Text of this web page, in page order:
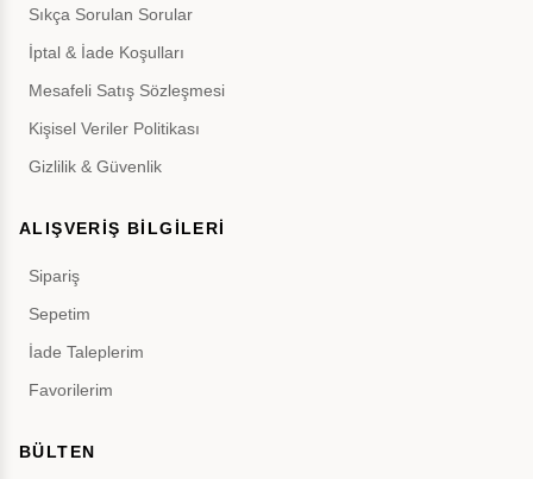
Sıkça Sorulan Sorular
İptal & İade Koşulları
Mesafeli Satış Sözleşmesi
Kişisel Veriler Politikası
Gizlilik & Güvenlik
ALIŞVERİŞ BİLGİLERİ
Sipariş
Sepetim
İade Taleplerim
Favorilerim
BÜLTEN